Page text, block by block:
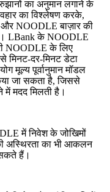
का अनुमान लगाने के
का विश्लेषण करके,
और NOODLE बाज़ार की
LBank के NOODLE
NOODLE के लिए
मिनट-दर-मिनट डेटा
मूल्य पूर्वानुमान मॉडल
जा सकता है, जिससे
में मदद मिलती है।
में निवेश के जोखिमों
का भी आकलन
हैं।